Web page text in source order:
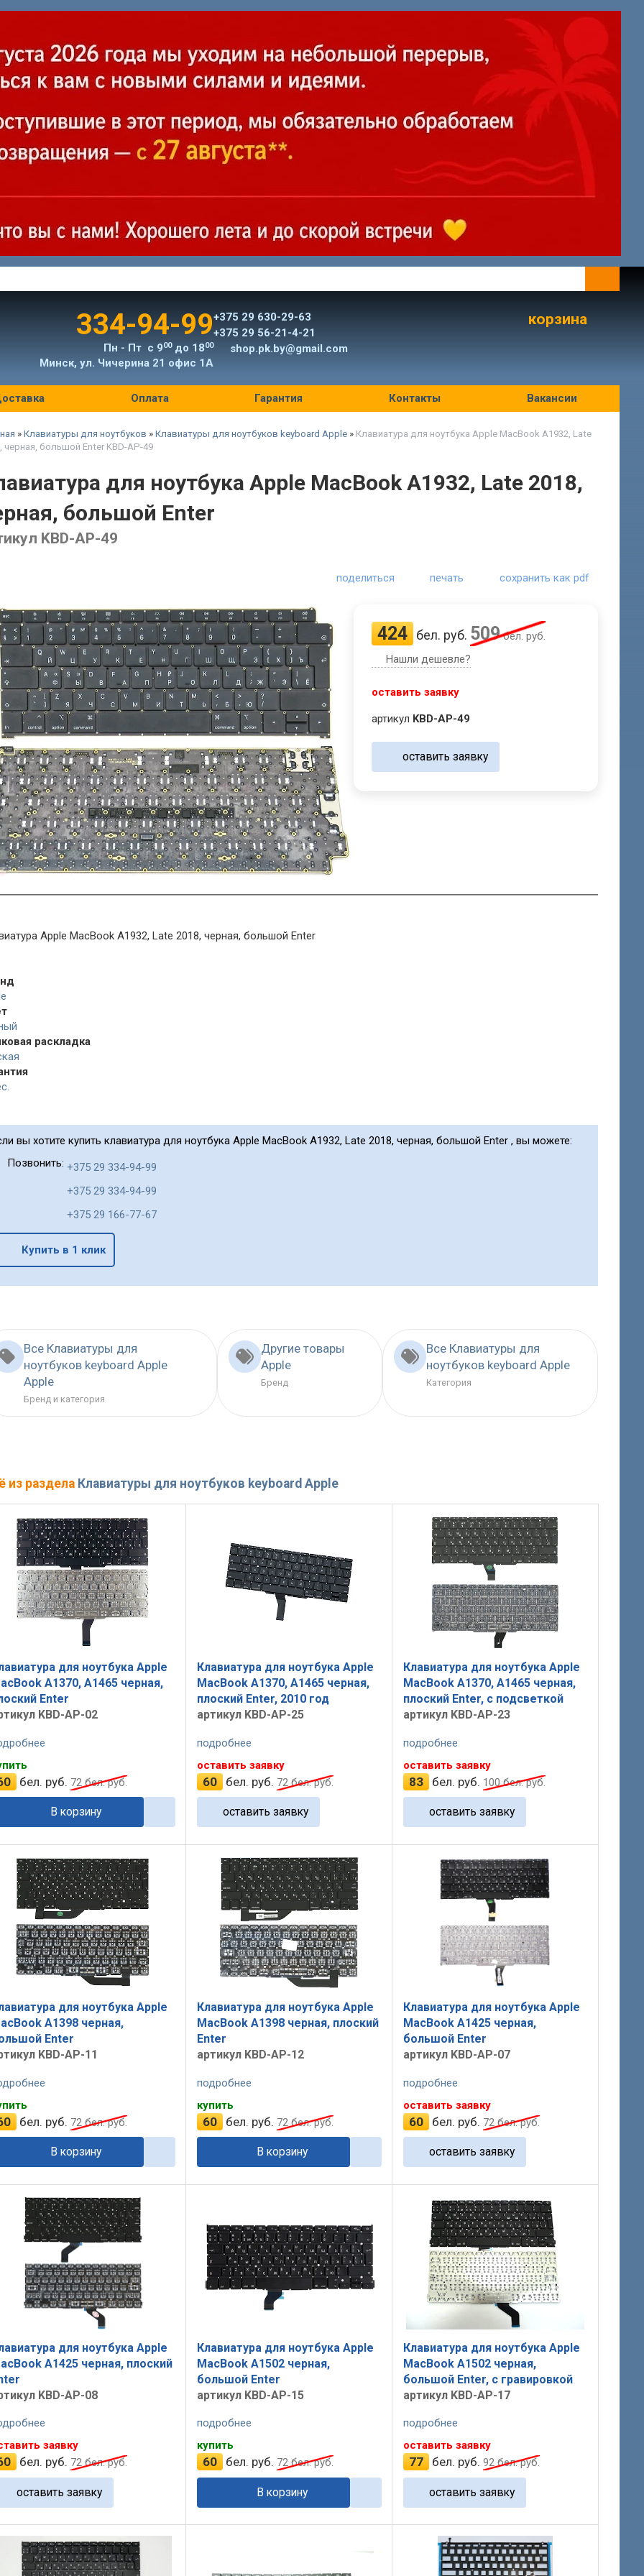
334-94-99
Пн - Пт с 900до 1800
Минск, ул. Чичерина 21 офис 1А
+375 29 630-29-63
+375 29 56-21-4-21
shop.pk.by@gmail.com
корзина
Оплата Гарантия Контакты Вакансии
» Клавиатуры для ноутбуков » Клавиатуры для ноутбуков keyboard Apple » Клавиатура для ноутбука Apple MacBook A1932, Late
черная, большой Enter KBD-AP-49
для ноутбука Apple MacBook A1932, Late 2018,
большой Enter
KBD-AP-49
поделиться печать сохранить как pdf
424 бел. руб. 509бел. руб.
Нашли дешевле?
оставить заявку
артикул KBD-AP-49
оставить заявку
Apple MacBook A1932, Late 2018, черная, большой Enter
раскладка
вы хотите купить клавиатура для ноутбука Apple MacBook A1932, Late 2018, черная, большой Enter , вы можете:
Позвонить: +375 29 334-94-99
+375 29 334-94-99
+375 29 166-77-67
Купить в 1 клик
Все Клавиатуры для
ноутбуков keyboard Apple
Apple
Бренд и категория
Другие товары
Apple
Бренд
Все Клавиатуры для
ноутбуков keyboard Apple
Категория
из раздела Клавиатуры для ноутбуков keyboard Apple
для ноутбука Apple
A1370, A1465 черная,
Enter
KBD-AP-02
бел. руб. 72 бел. руб.
В корзину
Клавиатура для ноутбука Apple
MacBook A1370, A1465 черная,
плоский Enter, 2010 год
артикул KBD-AP-25
подробнее
оставить заявку
60 бел. руб. 72 бел. руб.
оставить заявку
Клавиатура для ноутбука Apple
MacBook A1370, A1465 черная,
плоский Enter, с подсветкой
артикул KBD-AP-23
подробнее
оставить заявку
83 бел. руб. 100бел. руб.
оставить заявку
для ноутбука Apple
A1398 черная,
Enter
KBD-AP-11
бел. руб. 72бел. руб.
В корзину
Клавиатура для ноутбука Apple
MacBook A1398 черная, плоский
Enter
артикул KBD-AP-12
подробнее
купить
60 бел. руб. 72бел. руб.
В корзину
Клавиатура для ноутбука Apple
MacBook A1425 черная,
большой Enter
артикул KBD-AP-07
подробнее
оставить заявку
60 бел. руб. 72бел. руб.
оставить заявку
для ноутбука Apple
A1425 черная, плоский
KBD-AP-08
заявку
бел. руб. 72бел. руб.
оставить заявку
Клавиатура для ноутбука Apple
MacBook A1502 черная,
большой Enter
артикул KBD-AP-15
подробнее
купить
60 бел. руб. 72бел. руб.
В корзину
Клавиатура для ноутбука Apple
MacBook A1502 черная,
большой Enter, с гравировкой
артикул KBD-AP-17
подробнее
оставить заявку
77 бел. руб. 92бел. руб.
оставить заявку